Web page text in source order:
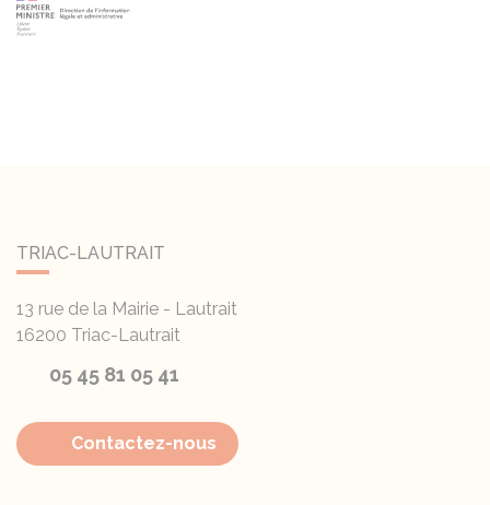
TRIAC-LAUTRAIT
13 rue de la Mairie - Lautrait
16200 Triac-Lautrait
05 45 81 05 41
Contactez-nous